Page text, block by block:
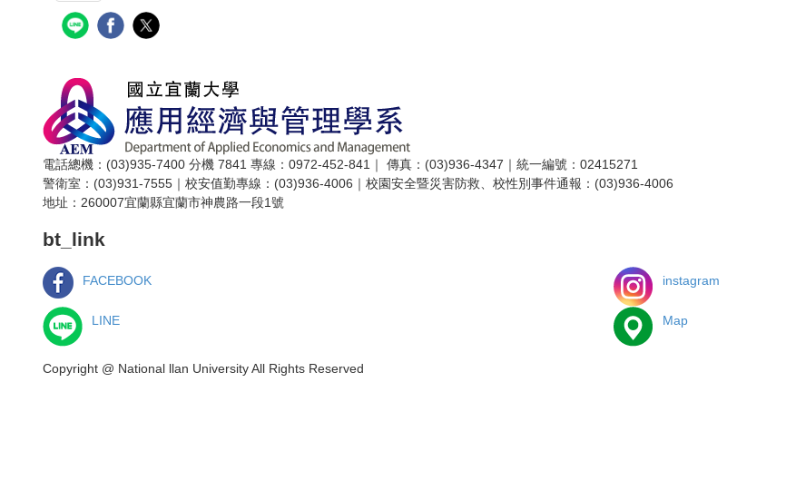
電話總機：(03)935-7400 分機 7841 專線：0972-452-841｜
傳真：(03)936-4347｜統一編號：02415271
警衛室：(03)931-7555｜ 校安值勤專線：(03)936-4006｜ 校園安全暨災害防救、校性別事件通報：(03)936-4006
地址：260007宜蘭縣宜蘭市神農路一段1號
bt_link
FACEBOOK instagram
LINE Map
Copyright @ National llan University All Rights Reserved